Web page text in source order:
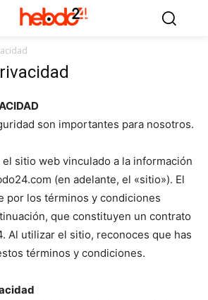
son importantes para nosotros.
sitio web vinculado a la información
(en adelante, el «sitio»). El
por los términos y condiciones
que constituyen un contrato
Al utilizar el sitio, reconoces que has
términos y condiciones.